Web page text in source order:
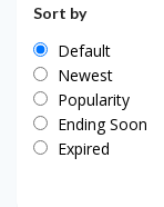
Sort by
Default
Newest
Popularity
Ending Soon
Expired